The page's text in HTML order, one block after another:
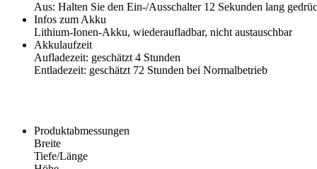
Aus: Halten Sie den Ein-/Ausschalter 12 Sekunden lang
Infos zum Akku
Lithium-Ionen-Akku, wiederaufladbar, nicht austauschbar
Akkulaufzeit
Aufladezeit: geschätzt 4 Stunden
Entladezeit: geschätzt 72 Stunden bei Normalbetrieb
Produktabmessungen
Breite
Tiefe/Länge